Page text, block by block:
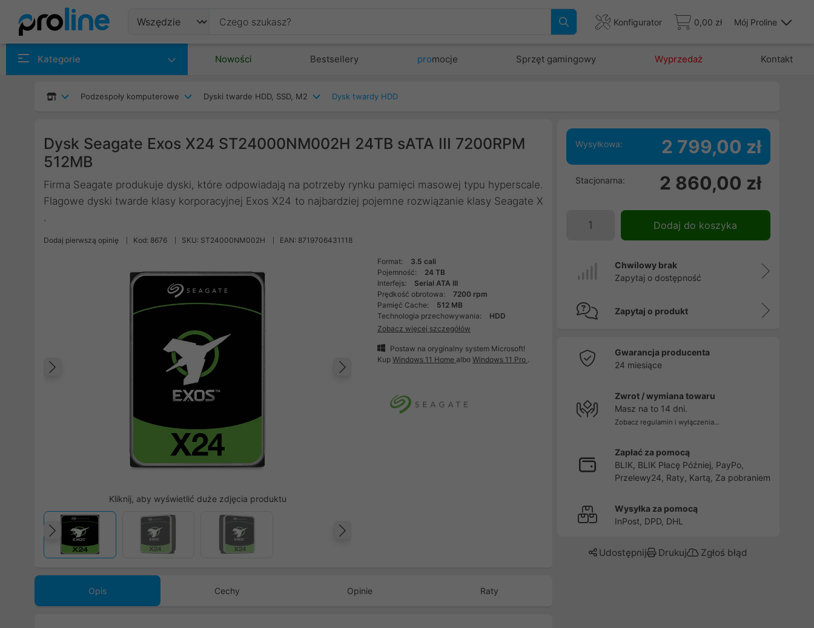
Konfigurator 0,00 zł Mój Proline
Kategorie Nowości Bestsellery promocje Sprzęt gamingowy Wyprzedaż Kontakt
Podzespoły komputerowe Dyski twarde HDD, SSD, M2 Dysk twardy HDD
Dysk Seagate Exos X24 ST24000NM002H 24TB sATA III 7200RPM
512MB
Firma Seagate produkuje dyski, które odpowiadają na potrzeby rynku pamięci masowej typu hyperscale.
Flagowe dyski twarde klasy korporacyjnej Exos X24 to najbardziej pojemne rozwiązanie klasy Seagate X
.
Dodaj pierwszą opinię Kod: 8676 SKU: ST24000NM002H EAN: 8719706431118
Kliknij, aby wyświetlić duże zdjęcia produktu
Poprzedni
Format:
3.5 cali
Pojemność:
24 TB
Interfejs:
Serial ATA III
Prędkość obrotowa:
7200 rpm
Pamięć Cache:
512 MB
Technologia przechowywania:
HDD
Zobacz więcej szczegółów
Postaw na oryginalny system Microsoft!
KupWindows 11 HomealboWindows 11 Pro .
Opis Cechy Opinie Raty
Wysyłkowa: 2 799,00 zł
Stacjonarna: 2 860,00 zł
Dodaj do koszyka
Chwilowy brak
Zapytaj o dostępność
Zapytaj o produkt
Gwarancja producenta
24 miesiące
Zwrot / wymiana towaru
Masz na to 14 dni.
Zobacz regulamin i wyłączenia...
Zapłać za pomocą
BLIK, BLIK Płacę Później, PayPo,
Przelewy24, Raty, Kartą, Za pobraniem
Wysyłka za pomocą
InPost, DPD, DHL
Udostępnij Drukuj Zgłoś błąd